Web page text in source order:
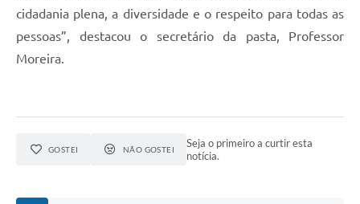
cidadania plena, a diversidade e o respeito para todas as
pessoas”, destacou o secretário da pasta, Professor
Moreira.
GOSTEI NÃO GOSTEI
Seja o primeiro a curtir esta
notícia.